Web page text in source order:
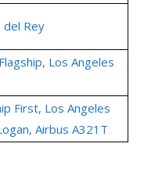
del Rey
Los Angeles
First, Los Angeles
Airbus A321T